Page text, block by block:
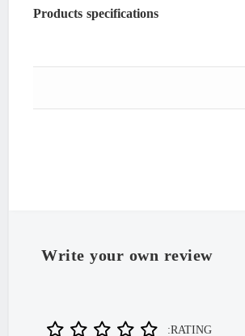
Products specifications
Write your own review
RATING: